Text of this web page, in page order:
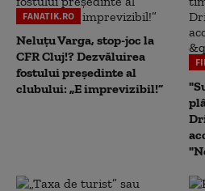
FANATIK.RO
Neluțu Varga, stop-joc la
CFR Cluj!? Dezvăluirea
fostului președinte al
clubului: „E imprevizibil!”